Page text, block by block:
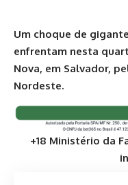
Um choque de
enfrentam nesta
Nova, em Salvador,
Nordeste.
+18 Ministério da